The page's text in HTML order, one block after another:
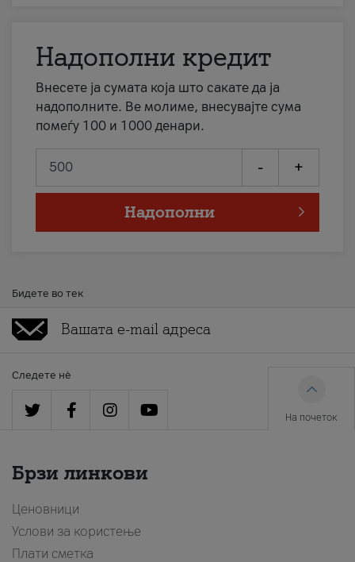
Надополни кредит
Внесете ја сумата која што сакате да ја
надополните. Ве молиме, внесувајте сума
помеѓу 100 и 1000 денари.
- +
Надополни
Бидете во тек
Следете нè
На почеток
Брзи линкови
Ценовници
Услови за користење
Плати сметка